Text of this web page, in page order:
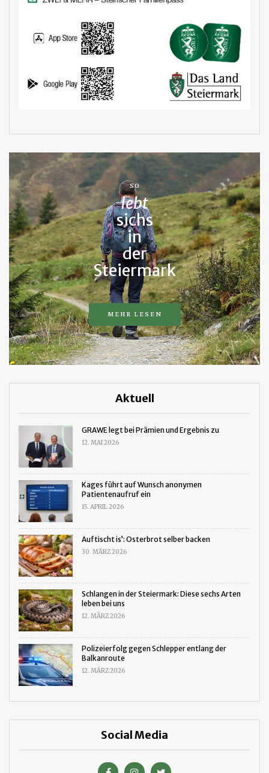
SO
lebt
sichs
in
der
Steiermark
MEHR LESEN
Aktuell
GRAWE legt bei Prämien und Ergebnis zu
12. MAI 2026
Kages führt auf Wunsch anonymen
Patientenaufruf ein
15. APRIL 2026
Auftischt is’: Osterbrot selber backen
30. MÄRZ 2026
Schlangen in der Steiermark: Diese sechs Arten
leben bei uns
12. MÄRZ 2026
Polizeierfolg gegen Schlepper entlang der
Balkanroute
12. MÄRZ 2026
Social Media